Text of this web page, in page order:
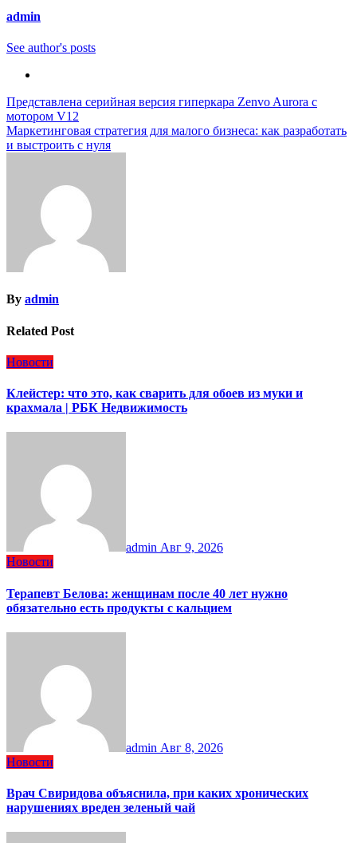
admin
See author's posts
Навигация
по
записям
Представлена серийная версия гиперкара Zenvo Aurora с
мотором V12
Маркетинговая стратегия для малого бизнеса: как разработать
и выстроить с нуля
By admin
Related Post
Новости
Клейстер: что это, как сварить для обоев из муки и
крахмала | РБК Недвижимость
admin Авг 9, 2026
Новости
Терапевт Белова: женщинам после 40 лет нужно
обязательно есть продукты с кальцием
admin Авг 8, 2026
Новости
Врач Свиридова объяснила, при каких хронических
нарушениях вреден зеленый чай